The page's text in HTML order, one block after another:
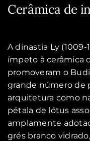
Cerâmica de
A dinastia Ly
ímpeto à cerâmica
promoveram o
grande número de
arquitetura como
pétala de lótus
amplamente
grés branco